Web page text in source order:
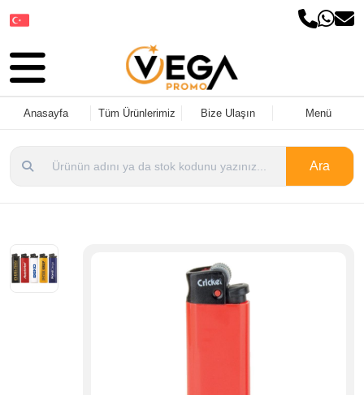
Anasayfa Tüm Ürünlerimiz Bize Ulaşın Menü
Ara